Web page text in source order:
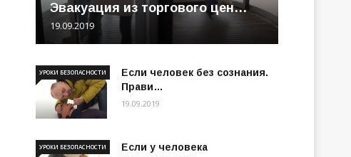
Эвакуация из торгового цен…
19.09.2019
Если человек без сознания.
Прави…
УРОКИ БЕЗОПАСНОСТИ
19.09.2019
Если у человека
УРОКИ БЕЗОПАСНОСТИ